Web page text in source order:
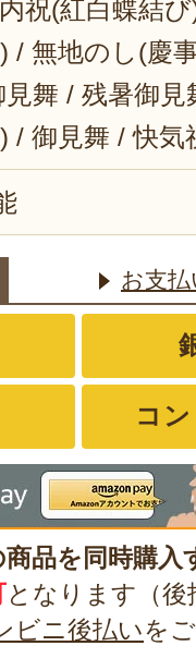
祝(紅白蝶結
/ 無地のし(慶
舞 / 残暑御
/ 御見舞 / 快気
お支
コ
品を同時購入
となります（
ビニ後払いを